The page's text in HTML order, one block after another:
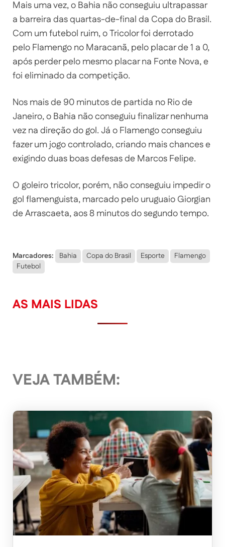
Mais uma vez, o Bahia não conseguiu ultrapassar
a barreira das quartas-de-final da Copa do Brasil.
Com um futebol ruim, o Tricolor foi derrotado
pelo Flamengo no Maracanã, pelo placar de 1 a 0,
após perder pelo mesmo placar na Fonte Nova, e
foi eliminado da competição.
Nos mais de 90 minutos de partida no Rio de
Janeiro, o Bahia não conseguiu finalizar nenhuma
vez na direção do gol. Já o Flamengo conseguiu
fazer um jogo controlado, criando mais chances e
exigindo duas boas defesas de Marcos Felipe.
O goleiro tricolor, porém, não conseguiu impedir o
gol flamenguista, marcado pelo uruguaio Giorgian
de Arrascaeta, aos 8 minutos do segundo tempo.
Marcadores: Bahia Copa do Brasil Esporte
Flamengo
Futebol
AS MAIS LIDAS
VEJA TAMBÉM: